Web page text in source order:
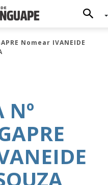
Nomear IVANEIDE
Nº